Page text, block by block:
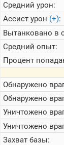
Средний урон:
Ассист урон (+):
Вытанковано в
Средний опыт:
Процент
Обнаружено
Обнаружено
Уничтожено
Уничтожено
Захват базы: